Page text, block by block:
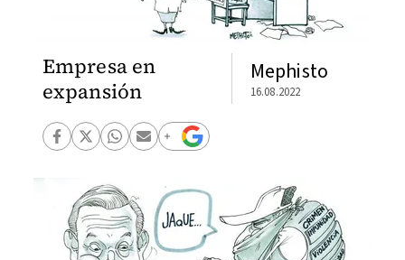
Empresa en
expansión
Mephisto
16.08.2022